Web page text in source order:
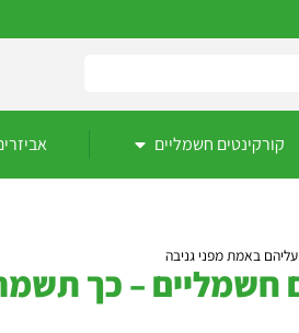
קורקינטים חשמליים
באמת מפני גניבה
חשמליים – כך